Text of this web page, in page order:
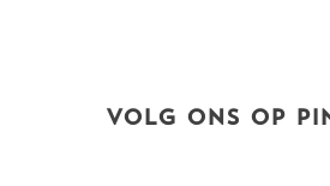
VOLG ONS OP